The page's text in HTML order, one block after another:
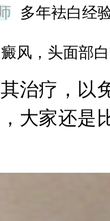
多年袪白经
风，头面部
疗，以
大家还是